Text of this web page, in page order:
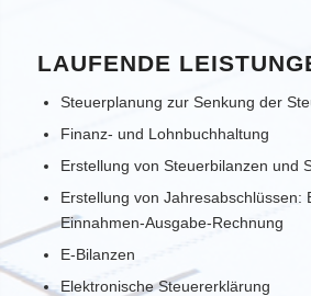
LAUFENDE
Steuerplanung zur Senkung der
Finanz- und Lohnbuchhaltung
Erstellung von Steuerbilanzen und
Erstellung von Jahresabschlüssen:
Einnahmen-Ausgabe-Rechnung
E-Bilanzen
Elektronische Steuererklärung